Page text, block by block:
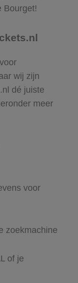
Bourget!
wij zijn
dé juiste
meer
voor
zoekmachine
of je